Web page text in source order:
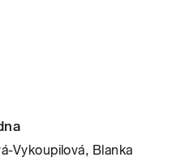
Vykoupilová, Blanka